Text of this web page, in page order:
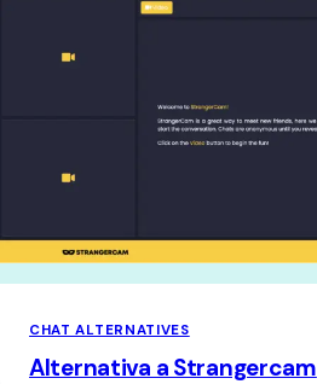
CHAT ALTERNATIVES
Alternativa a Strangercam